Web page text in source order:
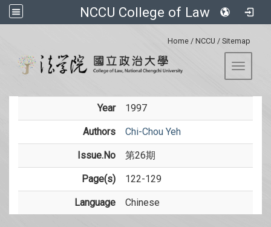
NCCU College of Law
Home / NCCU / Sitemap
Toggle
Year 1997
Authors Chi-Chou Yeh
Issue.No 第26期
Page(s) 122-129
Language Chinese